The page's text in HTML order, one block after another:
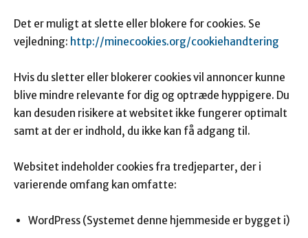
Det er muligt at slette eller blokere for cookies. Se
vejledning: http://minecookies.org/cookiehandtering
Hvis du sletter eller blokerer cookies vil annoncer kunne
blive mindre relevante for dig og optræde hyppigere. Du
kan desuden risikere at websitet ikke fungerer optimalt
samt at der er indhold, du ikke kan få adgang til.
Websitet indeholder cookies fra tredjeparter, der i
varierende omfang kan omfatte:
WordPress (Systemet denne hjemmeside er bygget i)